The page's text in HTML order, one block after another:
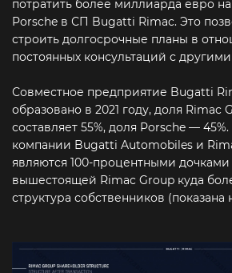
потратить более миллиарда евро
Porsche в СП Bugatti Rimac. Это
строить долгосрочные планы в
постоянных консультаций с
Совместное предприятие Bugatti
образовано в 2021 году, доля Rimac
составляет 55%, доля Porsche —
компании Bugatti Automobiles и
являются 100-процентными дочками
вышестоящей Rimac Group куда
структура собственников (показана